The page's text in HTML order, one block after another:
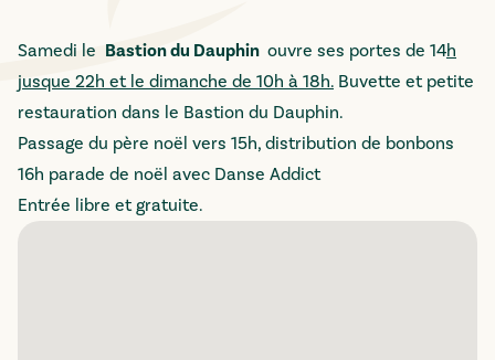
Samedi le Bastion du Dauphin ouvre ses portes de 14h
jusque 22h et le dimanche de 10h à 18h. Buvette et petite
restauration dans le Bastion du Dauphin.
Passage du père noël vers 15h, distribution de bonbons
16h parade de noël avec Danse Addict
Entrée libre et gratuite.